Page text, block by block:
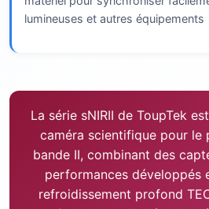
lumineuses et autres équipements
La série sNIRII de ToupTek
caméra scientifique pour le
bande II, combinant des
performances développés
refroidissement profond